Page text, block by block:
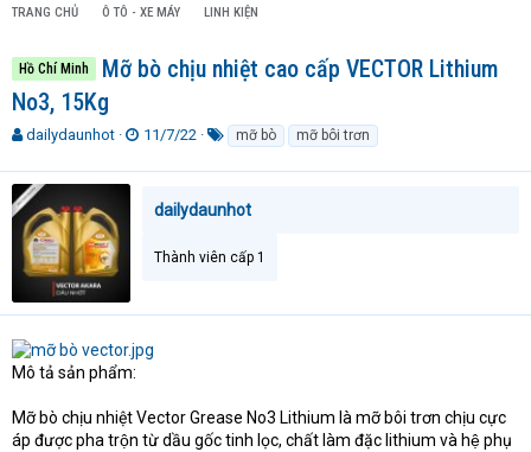
TRANG CHỦ Ô TÔ - XE MÁY LINH KIỆN
Hồ Chí Minh
Mỡ bò chịu nhiệt cao cấp VECTOR Lithium
No3, 15Kg
T
r
e
a
d
s
t
a
t
e
dailydaunhot
N
à
11/7/22
k
h
ó
mỡ bò mỡ bôi trơn
dailydaunhot
Thành viên cấp 1
Mô tả sản phẩm:
Mỡ bò chịu nhiệt Vector Grease No3 Lithium là mỡ bôi trơn chịu cực
áp được pha trộn từ dầu gốc tinh lọc, chất làm đặc lithium và hệ phụ